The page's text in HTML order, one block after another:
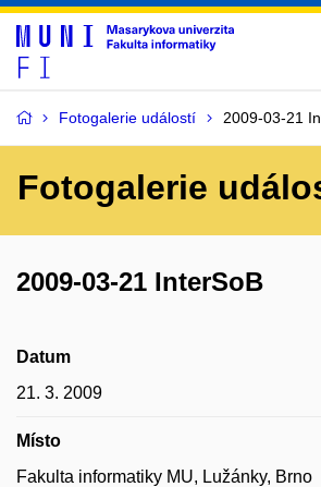
Fotogalerie událostí 2009-03-21
Fotogalerie
2009-03-21 InterSoB
Datum
21. 3. 2009
Místo
Fakulta informatiky MU, Lužánky, Brno